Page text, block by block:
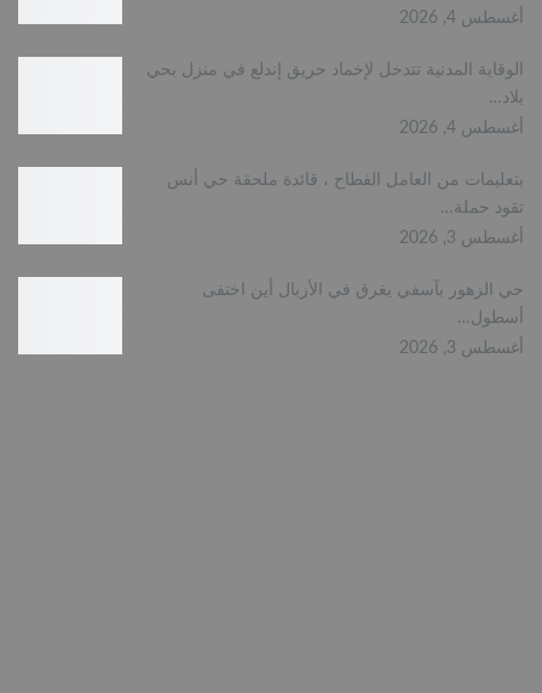
أغسطس 4, 2026
الوقاية المدنية تتدخل لإخماد حريق إندلع في منزل بحي
بلاد…
أغسطس 4, 2026
بتعليمات من العامل الفطاح ، قائدة ملحقة حي أنس
تقود حملة…
أغسطس 3, 2026
حي الزهور بآسفي يغرق في الأزبال أين اختفى
أسطول…
أغسطس 3, 2026